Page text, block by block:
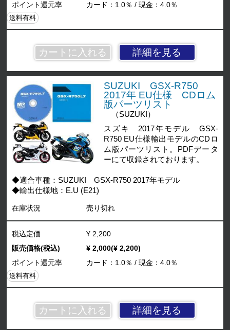
詳細を見る
ポイント還元率
カード：1.0％ / 現金：4.0％
送料有料
SUZUKI GSX-R750
2017年 EU仕様 CDロム
版パーツリスト
（SUZUKI）
スズキ 2017年モデル GSX-
R750 EU仕様輸出モデルのCDロ
ム版パーツリスト。PDFデータ
ーにて収録されております。
◆適合車種：SUZUKI GSX-R750 2017年モデル
◆輸出仕様地：E.U (E21)
在庫状況 売り切れ
詳細を見る
税込定価
¥ 2,200
販売価格(税込)
¥ 2,000(¥ 2,200)
ポイント還元率
カード：1.0％ / 現金：4.0％
送料有料